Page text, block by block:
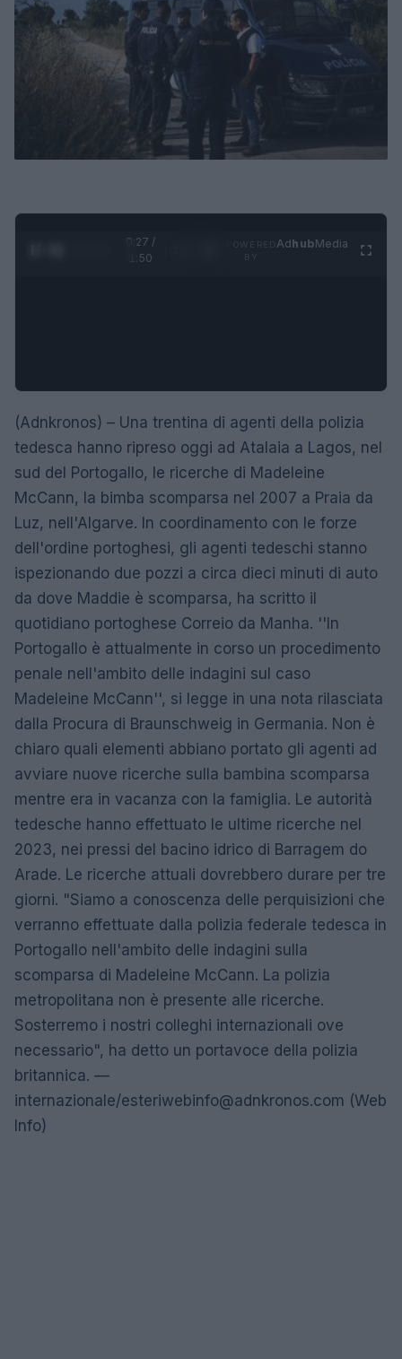
0:28 /
1:50
AdhubMedia
(Adnkronos) – Una trentina di agenti della polizia
tedesca hanno ripreso oggi ad Atalaia a Lagos, nel
sud del Portogallo, le ricerche di Madeleine
McCann, la bimba scomparsa nel 2007 a Praia da
Luz, nell'Algarve. In coordinamento con le forze
dell'ordine portoghesi, gli agenti tedeschi stanno
ispezionando due pozzi a circa dieci minuti di auto
da dove Maddie è scomparsa, ha scritto il
quotidiano portoghese Correio da Manha. ''In
Portogallo è attualmente in corso un procedimento
penale nell'ambito delle indagini sul caso
Madeleine McCann'', si legge in una nota rilasciata
dalla Procura di Braunschweig in Germania. Non è
chiaro quali elementi abbiano portato gli agenti ad
avviare nuove ricerche sulla bambina scomparsa
mentre era in vacanza con la famiglia. Le autorità
tedesche hanno effettuato le ultime ricerche nel
2023, nei pressi del bacino idrico di Barragem do
Arade. Le ricerche attuali dovrebbero durare per tre
giorni. "Siamo a conoscenza delle perquisizioni che
verranno effettuate dalla polizia federale tedesca in
Portogallo nell'ambito delle indagini sulla
scomparsa di Madeleine McCann. La polizia
metropolitana non è presente alle ricerche.
Sosterremo i nostri colleghi internazionali ove
necessario", ha detto un portavoce della polizia
britannica. —
internazionale/esteriwebinfo@adnkronos.com (Web
Info)